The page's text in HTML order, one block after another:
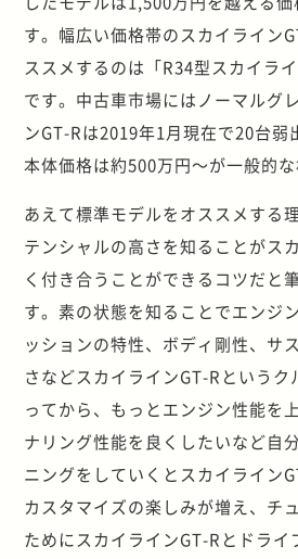
す。幅広い価格帯のスカイライン
ススメするのは「R34型スカイラ
です。中古車市場にはノーマルグ
ンGT-Rは2019年1月現在で20台弱
本体価格は約500万円～が一般的な
あえて標準モデルをオススメする
テンシャルの高さを知ることがス
く付き合うことができるコツだと
す。素の状態を知ることでエンジ
ッションの特性、ボディ剛性、サ
さなどスカイラインGT-Rというク
ってから、もっとエンジン性能を
ナリング性能を良くしたいなど自
ニングをしていくとスカイライン
カスタマイズの楽しみが増え、チ
ためにスカイラインGT-Rとドライ